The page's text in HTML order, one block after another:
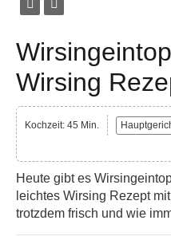
Wirsing
Kochzeit: 45 Min.
Heute gibt es
leichtes Wirsing Rezept
trotzdem frisch und wie